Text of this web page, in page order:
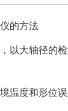
的方法
以大轴径的
温度和形位